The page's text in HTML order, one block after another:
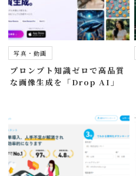
写真・動画
プロンプト知識ゼロで高品質
な画像生成を「Drop AI」